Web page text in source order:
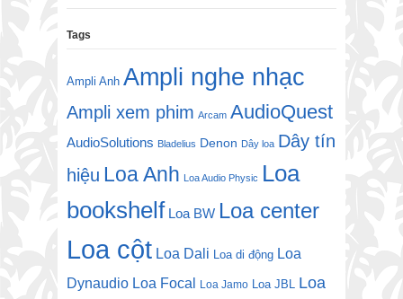
Tags
Ampli Anh Ampli nghe nhạc
Ampli xem phim Arcam AudioQuest
AudioSolutions Bladelius Denon Dây loa Dây tín
hiệu Loa Anh Loa Audio Physic Loa
bookshelf Loa BW Loa center
Loa cột Loa Dali Loa di động Loa
Dynaudio Loa Focal Loa Jamo Loa JBL
Loa